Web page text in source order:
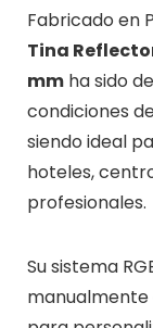
Fabricado en
Tina
mmha sido
condiciones
siendo ideal
hoteles,
profesionales.
Su sistema